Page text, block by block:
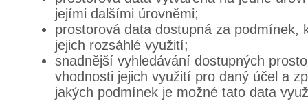
jejími dalšími úrovněmi;
prostorová data dostupná za podmínek,
jejich rozsáhlé využití;
snadnější vyhledávání dostupných
vhodnosti jejich využití pro daný účel a
jakých podmínek je možné tato data